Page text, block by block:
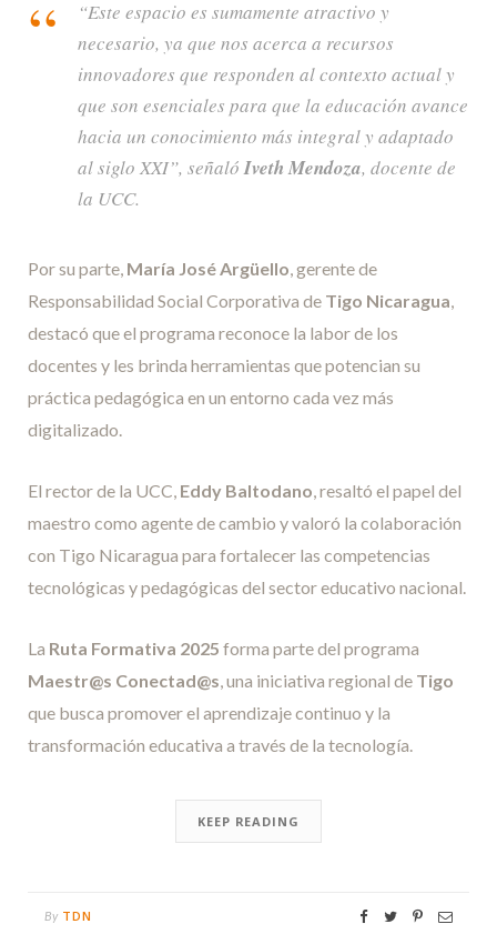
“Este espacio es sumamente atractivo y
necesario, ya que nos acerca a recursos
innovadores que responden al contexto actual y
que son esenciales para que la educación avance
hacia un conocimiento más integral y adaptado
al siglo XXI”, señalóIveth Mendoza, docente de
la UCC.
Por su parte, María José Argüello , gerente de
Responsabilidad Social Corporativa de Tigo Nicaragua
destacó que el programa reconoce la labor de los
docentes y les brinda herramientas que potencian su
práctica pedagógica en un entorno cada vez más
digitalizado.
El rector de la UCC, Eddy Baltodano , resaltó el papel del
maestro como agente de cambio y valoró la colaboración
con Tigo Nicaragua para fortalecer las competencias
tecnológicas y pedagógicas del sector educativo nacional.
La Ruta Formativa 2025 forma parte del programa
Maestr@s Conectad@s , una iniciativa regional de Tigo
que busca promover el aprendizaje continuo y la
transformación educativa a través de la tecnología.
KEEP READING
By TDN